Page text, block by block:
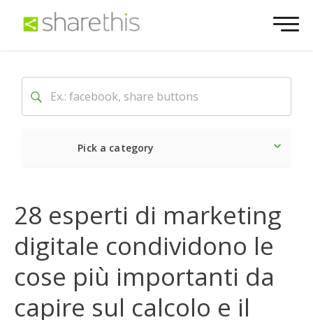
Pick a category
28 esperti di marketing
digitale condividono le
cose più importanti da
capire sul calcolo e il